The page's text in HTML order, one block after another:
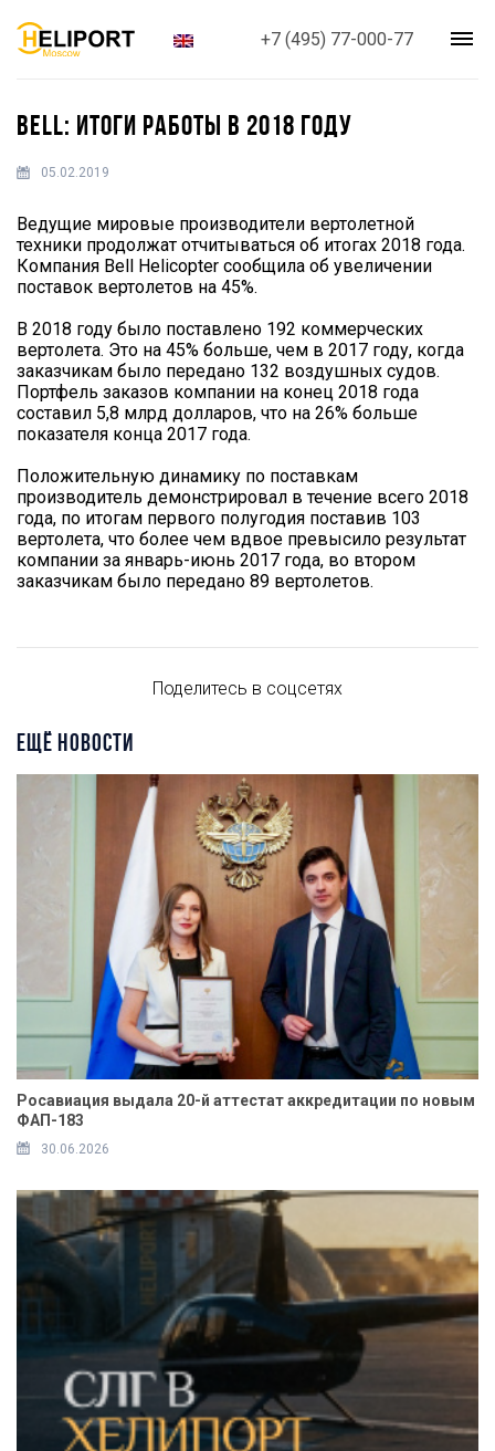
+7 (495) 77-000-77
BELL: ИТОГИ РАБОТЫ В 2018 ГОДУ
05.02.2019
Ведущие мировые производители вертолетной
техники продолжат отчитываться об итогах 2018 года.
Компания Bell Helicopter сообщила об увеличении
поставок вертолетов на 45%.
В 2018 году было поставлено 192 коммерческих
вертолета. Это на 45% больше, чем в 2017 году, когда
заказчикам было передано 132 воздушных судов.
Портфель заказов компании на конец 2018 года
составил 5,8 млрд долларов, что на 26% больше
показателя конца 2017 года.
Положительную динамику по поставкам
производитель демонстрировал в течение всего 2018
года, по итогам первого полугодия поставив 103
вертолета, что более чем вдвое превысило результат
компании за январь-июнь 2017 года, во втором
заказчикам было передано 89 вертолетов.
Поделитесь в соцсетях
ЕЩЁ НОВОСТИ
Росавиация выдала 20-й аттестат аккредитации по новым
ФАП-183
30.06.2026